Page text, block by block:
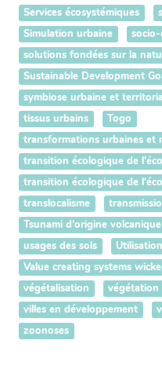
Services écosystémiques
Simulation urbaine
solutions fondées sur la
Sustainable Development
symbiose urbaine et
tissus urbains
Togo
transformations urbaines et
transition écologique de
transition écologique de
translocalisme
Tsunami d'origine volcanique
usages des sols
Value creating systems
végétalisation
végétation
villes en développement
zoonoses